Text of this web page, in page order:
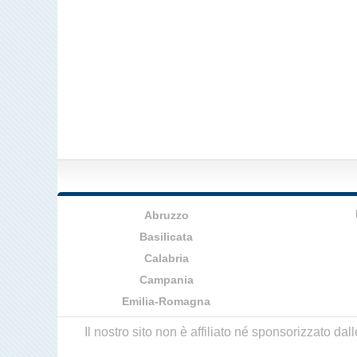
Abruzzo
Basilicata
Calabria
Campania
Emilia-Romagna
Il nostro sito non è affiliato né sponsorizzato